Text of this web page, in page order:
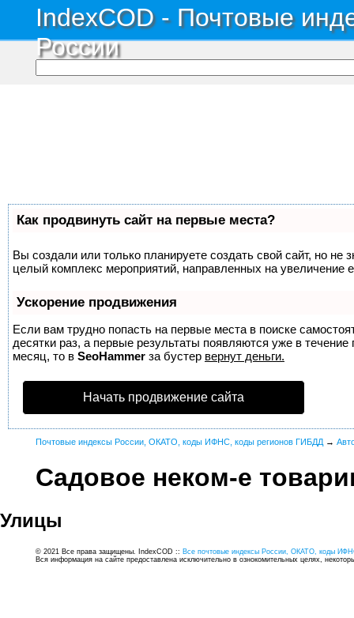
IndexCOD - Почтовые
России
Как продвинуть сайт на первые места?
Вы создали или только планируете создать свой сайт, но не
целый комплекс мероприятий, направленных на увеличение
Ускорение продвижения
Если вам трудно попасть на первые места в поиске
десятки раз, а первые результаты появляются уже в
месяц, то в SeoHammer за бустер вернут деньги.
Начать продвижение сайта
Почтовые индексы России, ОКАТО, коды ИФНС, коды регионов ГИБДД →
Садовое неком-е
Улицы
© 2021 Все права защищены. IndexCOD :: Все почтовые индексы России, ОКАТО, коды
Вся информация на сайте предоставлена исключительно в ознокомительных целях,